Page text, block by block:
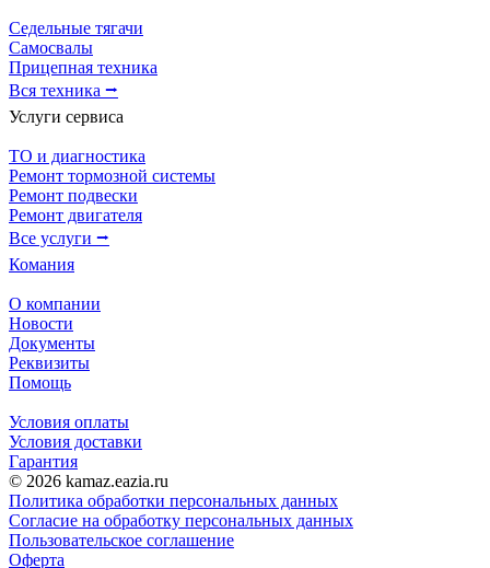
Седельные тягачи
Самосвалы
Прицепная техника
Вся техника ⭢
Услуги сервиса
ТО и диагностика
Ремонт тормозной системы
Ремонт подвески
Ремонт двигателя
Все услуги ⭢
Комания
О компании
Новости
Документы
Реквизиты
Помощь
Условия оплаты
Условия доставки
Гарантия
© 2026 kamaz.eazia.ru
Политика обработки персональных данных
Согласие на обработку персональных данных
Пользовательское соглашение
Оферта